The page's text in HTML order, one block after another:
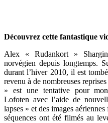
Découvrez cette fantastique
Alex « Rudankort »
norvégien depuis longtemps.
durant l’hiver 2010, il est
revenu à de nombreuses
» est une tentative pour
Lofoten avec l’aide de
lapses » et des images
séquences ont été filmés au